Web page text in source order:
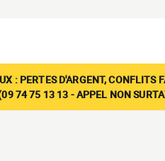
: PERTES D'ARGENT,
74 75 13 13 - APPEL NON